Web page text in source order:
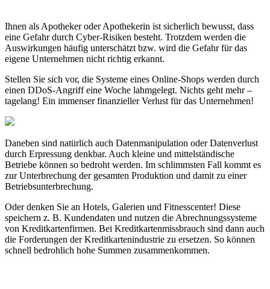
Ihnen als Apotheker oder Apothekerin ist sicherlich bewusst, dass
eine Gefahr durch Cyber-Risiken besteht. Trotzdem werden die
Auswirkungen häufig unterschätzt bzw. wird die Gefahr für das
eigene Unternehmen nicht richtig erkannt.
Stellen Sie sich vor, die Systeme eines Online-Shops werden durch
einen DDoS-Angriff eine Woche lahmgelegt. Nichts geht mehr –
tagelang! Ein immenser finanzieller Verlust für das Unternehmen!
Daneben sind natürlich auch Datenmanipulation oder Datenverlust
durch Erpressung denkbar. Auch kleine und mittelständische
Betriebe können so bedroht werden. Im schlimmsten Fall kommt es
zur Unterbrechung der gesamten Produktion und damit zu einer
Betriebsunterbrechung.
Oder denken Sie an Hotels, Galerien und Fitnesscenter! Diese
speichern z. B. Kundendaten und nutzen die Abrechnungssysteme
von Kreditkartenfirmen. Bei Kreditkartenmissbrauch sind dann auch
die Forderungen der Kreditkartenindustrie zu ersetzen. So können
schnell bedrohlich hohe Summen zusammenkommen.